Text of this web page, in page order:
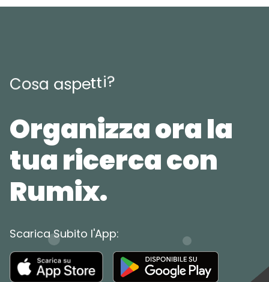
Cosa aspetti?
Organizza ora la
tua ricerca con
Rumix.
Scarica Subito l'App: